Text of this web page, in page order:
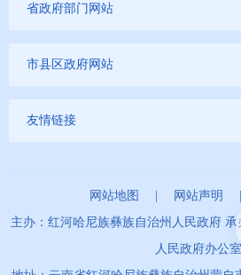
其他
权责清单
建议提案办理
省政府部门网站
市县区政府网站
友情链接
网站地图 | 网站声明
主办：红河哈尼族彝族自治州人民政府
人民政府办公室